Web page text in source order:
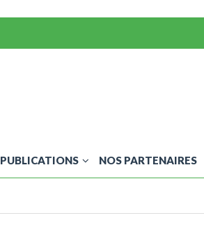
PUBLICATIONS NOS PARTENAIRES